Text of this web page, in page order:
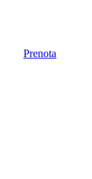
Prenota